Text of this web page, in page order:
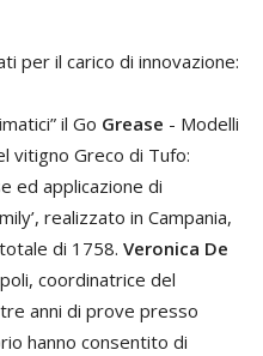
per il carico di innovazione:
il Go Grease - Modelli
vitigno Greco di Tufo:
ed applicazione di
realizzato in Campania,
di 1758. Veronica De
coordinatrice del
anni di prove presso
hanno consentito di